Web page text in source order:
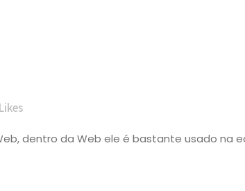
Likes
dentro da Web ele é bastante usado na